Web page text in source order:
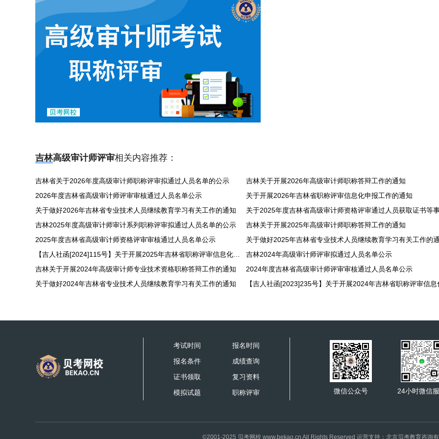
吉林高级审计师评审相关内容推荐：
吉林省关于2026年度高级审计师职称评审拟通过人员名单的公示
吉林关于开展2026年高级审计师职称答辩工作的通知
2026年度吉林省高级审计师评审审核通过人员名单公示
关于开展2026年吉林省职称评审信息化申报工作的通知
关于做好2026年吉林省专业技术人员继续教育学习有关工作的通知
吉林2025年度高级审计师审计系列职称评审拟通过人员名单的公示
吉林关于开展2025年高级审计师职称答辩工作的通知
2025年度吉林省高级审计师资格评审审核通过人员名单公示
关于做好2025年吉林省专业技术人员继续教育学习有关工作的
吉林2024年高级审计师评审拟通过人员名单公示
吉林关于开展2024年高级审计师专业技术资格职称答辩工作的通知
2024年度吉林省高级审计师评审审核通过人员名单公示
关于做好2024年吉林省专业技术人员继续教育学习有关工作的通知
考试时间
报名时间
报名条件
成绩查询
证书领取
复习资料
模拟试题
职称评审 微信公众号 24小时微信
©2001-2025 贝考网校 www.bekao.cn All Rights Reserved 运营支持：北京贝考教育咨询